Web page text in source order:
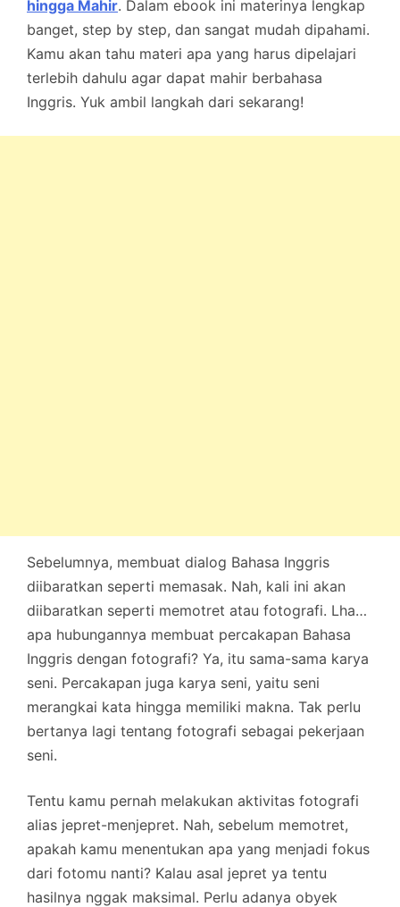
hingga Mahir. Dalam ebook ini materinya lengkap
banget, step by step, dan sangat mudah dipahami.
Kamu akan tahu materi apa yang harus dipelajari
terlebih dahulu agar dapat mahir berbahasa
Inggris. Yuk ambil langkah dari sekarang!
Sebelumnya, membuat dialog Bahasa Inggris
diibaratkan seperti memasak. Nah, kali ini akan
diibaratkan seperti memotret atau fotografi. Lha…
apa hubungannya membuat percakapan Bahasa
Inggris dengan fotografi? Ya, itu sama-sama karya
seni. Percakapan juga karya seni, yaitu seni
merangkai kata hingga memiliki makna. Tak perlu
bertanya lagi tentang fotografi sebagai pekerjaan
seni.
Tentu kamu pernah melakukan aktivitas fotografi
alias jepret-menjepret. Nah, sebelum memotret,
apakah kamu menentukan apa yang menjadi fokus
dari fotomu nanti? Kalau asal jepret ya tentu
hasilnya nggak maksimal. Perlu adanya obyek